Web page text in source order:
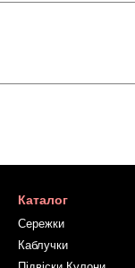
Каталог
Сережки
Каблучки